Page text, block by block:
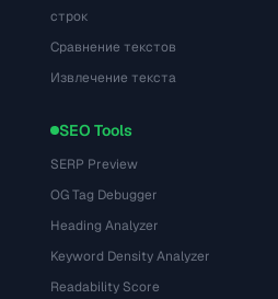
строк
Сравнение текстов
Извлечение текста
SEO Tools
SERP Preview
OG Tag Debugger
Heading Analyzer
Keyword Density Analyzer
Readability Score